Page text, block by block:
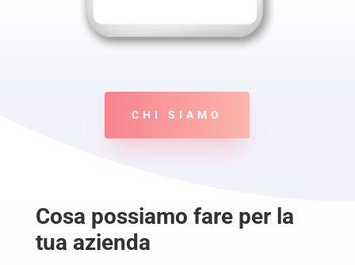
CHI SIAMO
Cosa possiamo fare per la
tua azienda